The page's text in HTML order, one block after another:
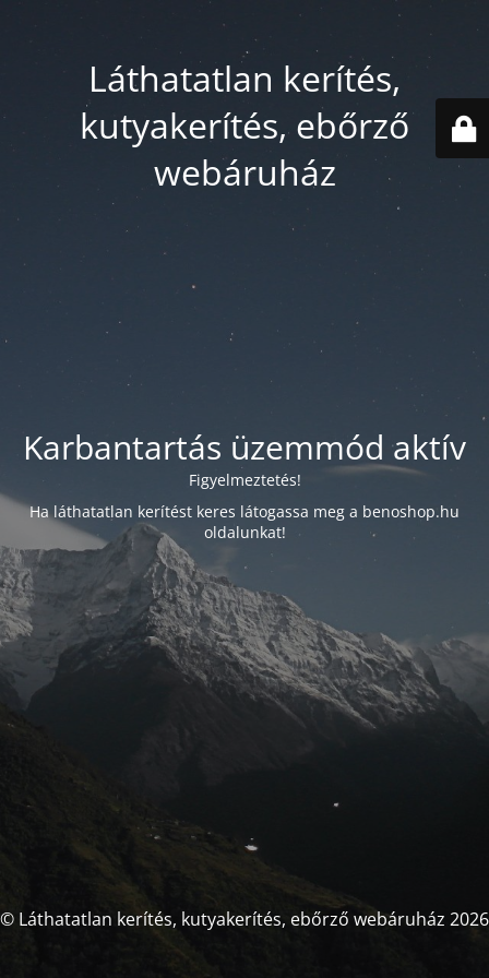
Láthatatlan kerítés,
kutyakerítés, ebőrző
webáruház
Karbantartás üzemmód aktív
Figyelmeztetés!
Ha láthatatlan kerítést keres látogassa meg a benoshop.hu
oldalunkat!
© Láthatatlan kerítés, kutyakerítés, ebőrző webáruház 2026